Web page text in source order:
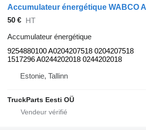
50 € HT
Accumulateur énergétique
9254880100 A0204207518 0204207518
1517296 A0244202018 0244202018
Estonie, Tallinn
TruckParts Eesti OÜ